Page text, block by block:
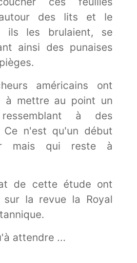
des lits et le
ils les brulaient, se
ainsi des punaises
américains ont
à mettre au point un
à des
Ce n'est qu'un début
mais qui reste à
de cette étude ont
sur la revue la Royal
attendre ...